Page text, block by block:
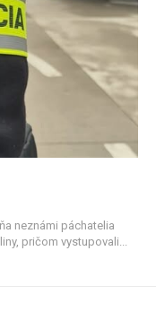
neznámi páchatelia
pričom vystupovali...